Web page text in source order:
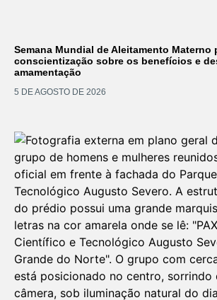
Semana Mundial de Aleitamento Materno
conscientização sobre os benefícios e
amamentação
5 DE AGOSTO DE 2026